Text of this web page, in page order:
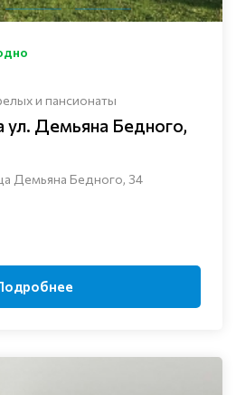
и пансионаты
ул. Демьяна Бедного,
Демьяна Бедного, 34